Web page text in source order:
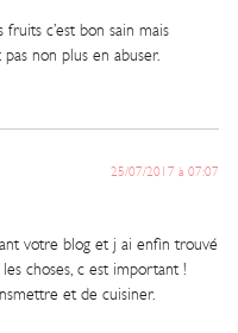
c’est bon sain mais
non plus en abuser.
25/07/2017 à 07:07
votre blog et j ai enfin trouvé
choses, c est important !
et de cuisiner.